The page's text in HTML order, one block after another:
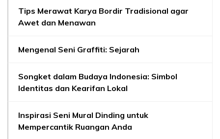
Tips Merawat Karya Bordir Tradisional agar
Awet dan Menawan
Mengenal Seni Graffiti: Sejarah
Songket dalam Budaya Indonesia: Simbol
Identitas dan Kearifan Lokal
Inspirasi Seni Mural Dinding untuk
Mempercantik Ruangan Anda